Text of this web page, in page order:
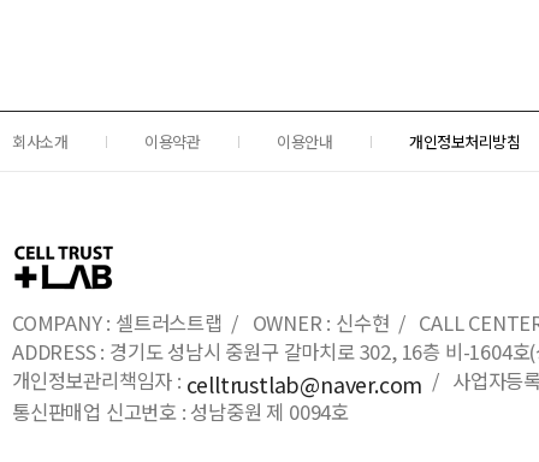
회사소개 이용약관 이용안내 개인정보처리방침
COMPANY : 셀트러스트랩 / OWNER : 신수현 / CALL
ADDRESS : 경기도 성남시 중원구 갈마치로 302, 16층 비-1604
개인정보관리책임자 : celltrustlab@naver.com / 사업자등
통신판매업 신고번호 : 성남중원 제 0094호